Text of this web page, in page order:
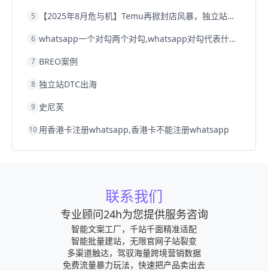
5 【2025年8月危与机】Temu再掀封店风暴，独立站才是跨境卖家的避险通道
6 whatsapp一个对勾两个对勾,whatsapp对勾代表什么意思
7 BREO案例
8 独立站DTC出海
9 史尼芙
10 用香港卡注册whatsapp,香港卡不能注册whatsapp
联系我们
专业顾问24h为您提供服务咨询
智能文案工厂，千站千面精准适配
智能批量建站，无限官网子站裂变
多渠道触达，驾驭海量跨境营销数据
免费流量暴力玩法，快速把产品卖出去